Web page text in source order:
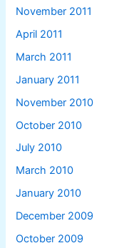
November 2011
April 2011
March 2011
January 2011
November 2010
October 2010
July 2010
March 2010
January 2010
December 2009
October 2009